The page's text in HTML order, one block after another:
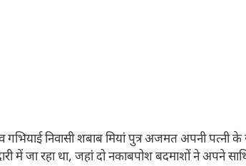
निवासी शबाब मियां पुत्र अजमत अपनी पत्नी
में जा रहा था, जहां दो नकाबपोश बदमाशों ने अपने